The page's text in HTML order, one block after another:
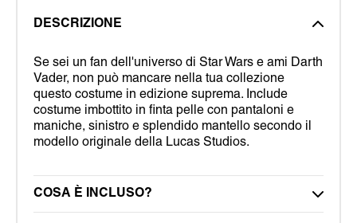
DESCRIZIONE
Se sei un fan dell'universo di Star Wars e ami Darth
Vader, non può mancare nella tua collezione
questo costume in edizione suprema. Include
costume imbottito in finta pelle con pantaloni e
maniche, sinistro e splendido mantello secondo il
modello originale della Lucas Studios.
COSA È INCLUSO?